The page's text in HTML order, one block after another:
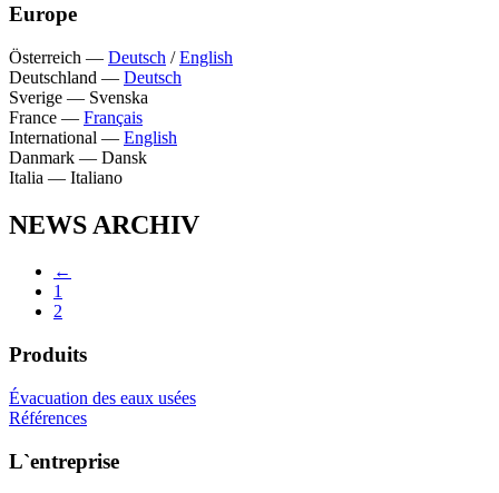
Europe
Österreich — Deutsch /English
Deutschland — Deutsch
Sverige — Svenska
France — Français
International — English
Danmark — Dansk
Italia — Italiano
NEWS ARCHIV
←
1
2
Produits
Évacuation des eaux usées
Références
L`entreprise